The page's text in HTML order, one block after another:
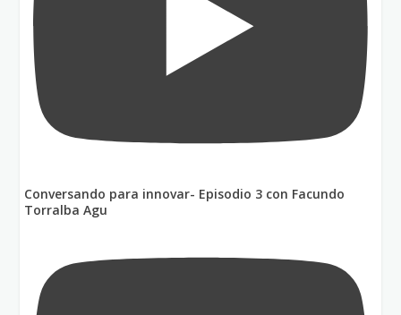
Conversando para innovar- Episodio 3 con Facundo
Torralba Agu